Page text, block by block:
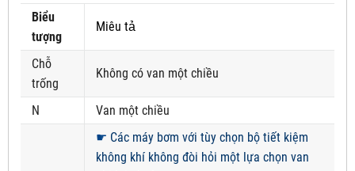
Biểu
tượng
Miêu tả
Chỗ
trống
Không có van một chiều
N
Van một chiều
☛ Các máy bơm với tùy chọn bộ tiết kiệm
không khí không đòi hỏi một lựa chọn van